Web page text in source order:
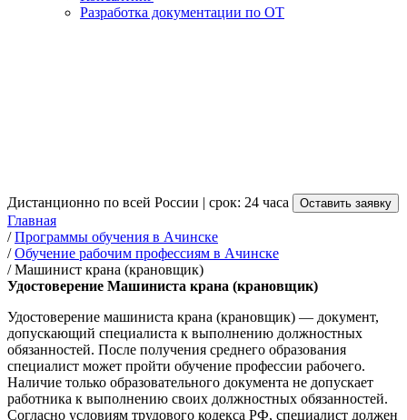
Разработка документации по ОТ
Дистанционно по всей России | срок: 24 часа Оставить заявку
Главная
/Программы обучения в Ачинске
/Обучение рабочим профессиям в Ачинске
/Машинист крана (крановщик)
Удостоверение Машиниста крана (крановщик)
Удостоверение машиниста крана (крановщик) — документ,
допускающий специалиста к выполнению должностных
обязанностей. После получения среднего образования
специалист может пройти обучение профессии рабочего.
Наличие только образовательного документа не допускает
работника к выполнению своих должностных обязанностей.
Согласно условиям трудового кодекса РФ, специалист должен